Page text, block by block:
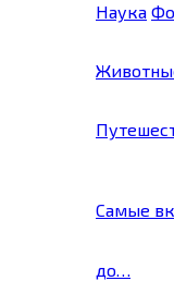
Наука
Самые
до…